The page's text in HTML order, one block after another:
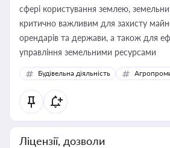
сфері користування землею,
критично важливим для захисту
орендарів та держави, а також для
управління земельними ресурсами
Будівельна діяльність
Ліцензії, дозволи